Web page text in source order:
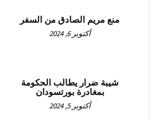
منع مريم الصادق من السفر
أكتوبر 6, 2024
شيبة ضرار يطالب الحكومة
بمغادرة بورتسودان
أكتوبر 5, 2024